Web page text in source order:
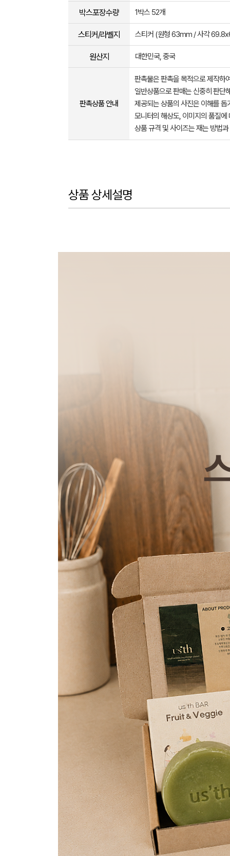
박스포장수량 1박스 52개
스티커/라벨지 스티커 (원형 63mm / 사각
원산지 대한민국, 중국
판촉상품 안내
판촉물은 판촉을 목적으로 제작하
일반상품으로 판매는 신중히 판단
제공되는 상품의 사진은 이해를
모니터의 해상도, 이미지의 품질
상품 규격 및 사이즈는 재는 방법
상품 상세설명